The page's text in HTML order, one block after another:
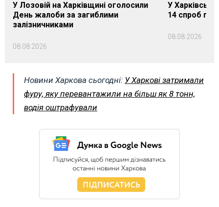
У Лозовій на Харківщині оголосили
День жалоби за загиблими
залізничниками
08.08.2026
У
14 спроб
08.08.2026
Новини Харкова сьогодні: У Харкові затримали
фуру, яку перевантажили на більш як 8 тонн,
водія оштрафували